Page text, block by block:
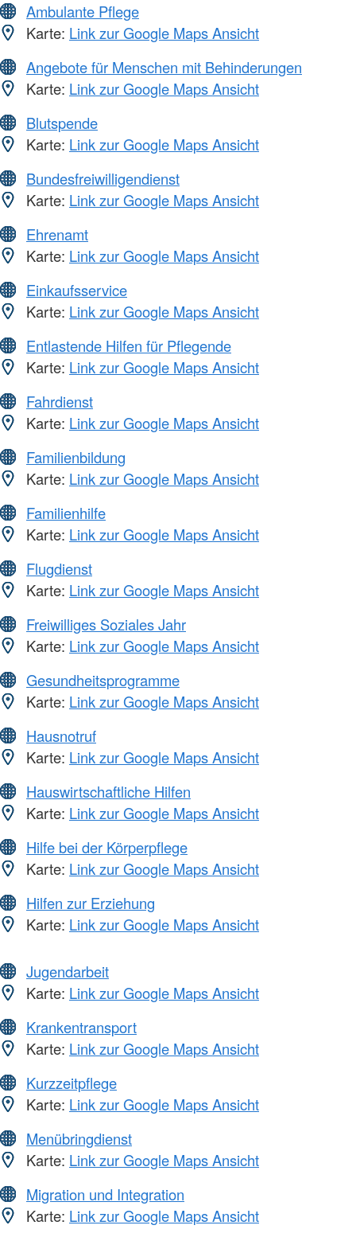
Ambulante Pflege
Karte: Link zur Google Maps Ansicht
Angebote für Menschen mit Behinderungen
Karte: Link zur Google Maps Ansicht
Blutspende
Karte: Link zur Google Maps Ansicht
Bundesfreiwilligendienst
Karte: Link zur Google Maps Ansicht
Ehrenamt
Karte: Link zur Google Maps Ansicht
Einkaufsservice
Karte: Link zur Google Maps Ansicht
Entlastende Hilfen für Pflegende
Karte: Link zur Google Maps Ansicht
Fahrdienst
Karte: Link zur Google Maps Ansicht
Familienbildung
Karte: Link zur Google Maps Ansicht
Familienhilfe
Karte: Link zur Google Maps Ansicht
Flugdienst
Karte: Link zur Google Maps Ansicht
Freiwilliges Soziales Jahr
Karte: Link zur Google Maps Ansicht
Gesundheitsprogramme
Karte: Link zur Google Maps Ansicht
Hausnotruf
Karte: Link zur Google Maps Ansicht
Hauswirtschaftliche Hilfen
Karte: Link zur Google Maps Ansicht
Hilfe bei der Körperpflege
Karte: Link zur Google Maps Ansicht
Hilfen zur Erziehung
Karte: Link zur Google Maps Ansicht
Jugendarbeit
Karte: Link zur Google Maps Ansicht
Krankentransport
Karte: Link zur Google Maps Ansicht
Kurzzeitpflege
Karte: Link zur Google Maps Ansicht
Menübringdienst
Karte: Link zur Google Maps Ansicht
Migration und Integration
Karte: Link zur Google Maps Ansicht